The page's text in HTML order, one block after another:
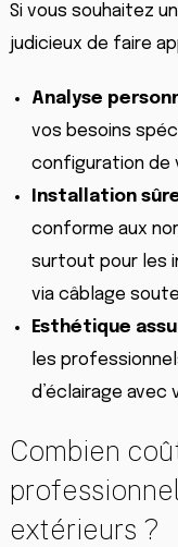
Si vous souhaitez
judicieux de faire
Analyse
vos besoins
configuration de
Installation
conforme aux
surtout pour les
via câblage
Esthétique
les
d’éclairage
Combien
extérieurs ?